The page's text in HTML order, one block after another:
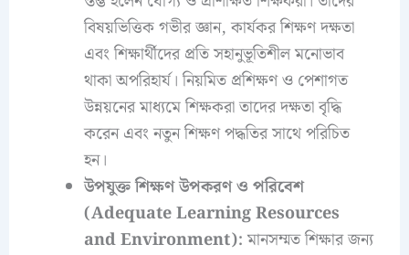
বিষয়ভিত্তিক গভীর জ্ঞান, কার্যকর শিক্ষণ দক্ষতা
এবং শিক্ষার্থীদের প্রতি সহানুভূতিশীল মনোভাব
থাকা অপরিহার্য। নিয়মিত প্রশিক্ষণ ও পেশাগত
উন্নয়নের মাধ্যমে শিক্ষকরা তাদের দক্ষতা বৃদ্ধি
করেন এবং নতুন শিক্ষণ পদ্ধতির সাথে পরিচিত
হন।
উপযুক্ত শিক্ষণ উপকরণ ও পরিবেশ
(Adequate Learning Resources
and Environment): মানসম্মত শিক্ষার জন্য